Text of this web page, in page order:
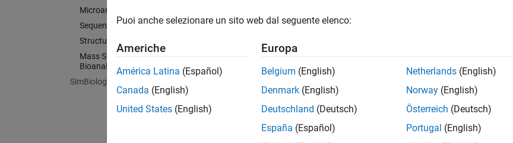
Microarray Analysis
Sequence Analysis
Structural Analysis
Mass Spectrometry and
Bioanalytics
SimBiology
Puoi anche selezionare un sito web dal seguente elenco:
Americhe
América Latina (Español)
Canada (English)
United States (English)
Europa
Belgium (English)
Denmark (English)
Deutschland (Deutsch)
España (Español)
Netherlands (English)
Norway (English)
Österreich (Deutsch)
Portugal (English)